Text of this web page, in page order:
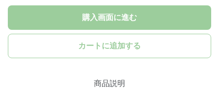
購入画面に進む
カートに追加する
商品説明